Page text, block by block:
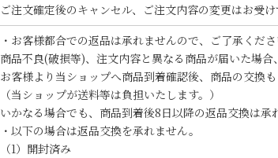
ご注文確定後のキャンセル、ご注文内容の変更はお受け
・お客様都合での返品は承れませんので、ご了承くださ
商品不良(破損等)、注文内容と異なる商品が届いた場
お客様より当ショップへ商品到着確認後、商品の交換も
（当ショップが送料等は負担いたします。）
いかなる場合でも、商品到着後8日以降の返品交換は承
・以下の場合は返品交換を承れません。
（1）開封済み